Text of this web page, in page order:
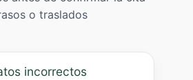
o traslados
incorrectos